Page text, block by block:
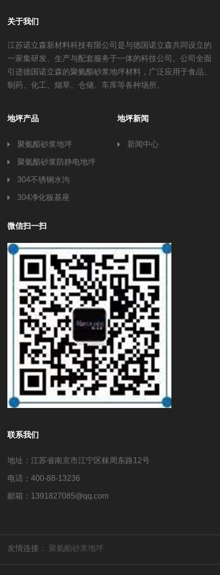
关于我们
江苏诺立森新材料科技有限公司是与德国诺立森共同设立的
一家集研发、生产与配套服务于一体的科技公司。公司全面
引进德国诺立森的聚氨酯砂浆地坪材料，广泛应用于食品、
制药、化工、烟草、仓储、车库等各种场所。
地坪产品
聚氨酯砂浆地坪
聚氨酯砂浆防静电地坪
304不锈钢水沟
304净化板基座
地坪新闻
新闻中心
微信扫一扫
联系我们
地址：江苏省南京市江宁区秣周东路12号
电话：400-88-13236
邮箱：1391827085@qq.com
友情连接： 聚氨酯砂浆地坪